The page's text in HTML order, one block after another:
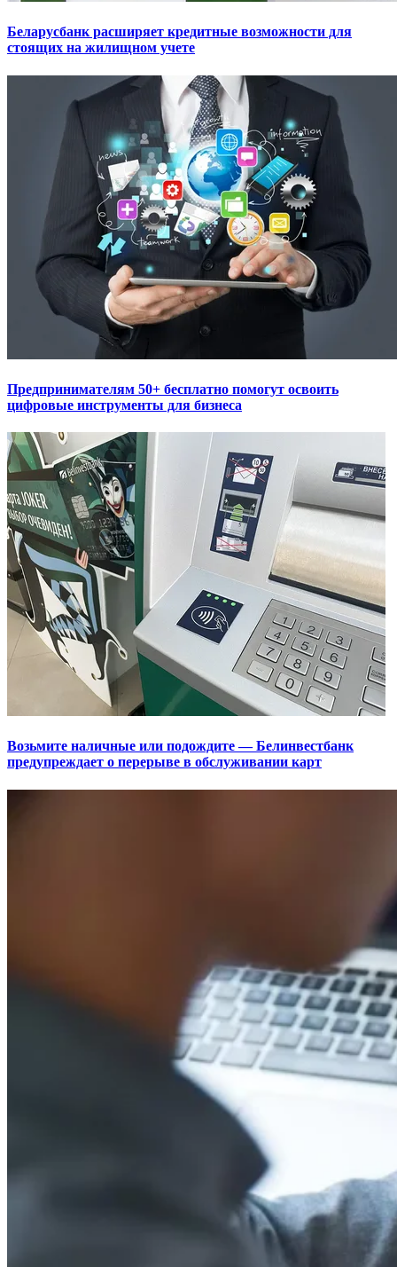
Беларусбанк расширяет кредитные возможности для
стоящих на жилищном учете
Предпринимателям 50+ бесплатно помогут освоить
цифровые инструменты для бизнеса
Возьмите наличные или подождите — Белинвестбанк
предупреждает о перерыве в обслуживании карт